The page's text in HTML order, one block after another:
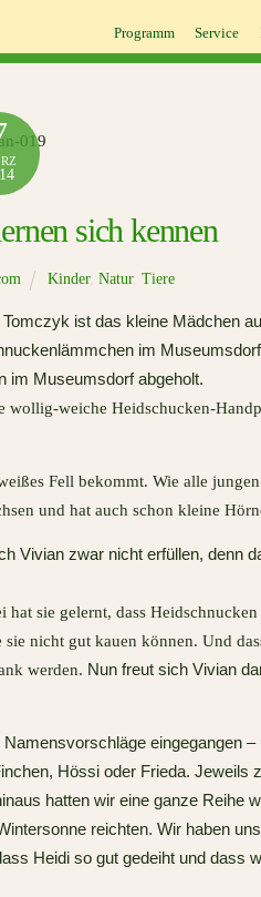
Programm Service
sich kennen
Kinder,Natur,Tiere
Tomczyk ist das kleine Mädchen
im
im Museumsdorf abgeholt.
wollig-weiche Heidschucken-
Fell bekommt. Wie alle
und hat auch schon kleine
Vivian zwar nicht erfüllen, denn
sie gelernt, dass
nicht gut kauen können. Und
werden. Nun freut sich Vivian
eingegangen –
Hössi oder Frieda. Jeweils
hatten wir eine ganze Reihe
reichten. Wir haben
Heidi so gut gedeiht und dass